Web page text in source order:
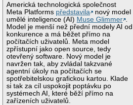
Americká technologická společnost
Meta Platforms představila
nový model
umělé inteligence (AI) Muse Glimmer
Model je menší než přední modely AI od
konkurence a má běžet přímo na
počítačích uživatelů. Meta model
zpřístupní jako open source, tedy
otevřený software. Nový model je
navržen tak, aby zvládal takzvané
agentní úkoly na počítačích se
spotřebitelskou grafickou kartou. Klade
si tak za cíl uspokojit poptávku po
systémech AI, které běží přímo na
zařízeních uživatelů.